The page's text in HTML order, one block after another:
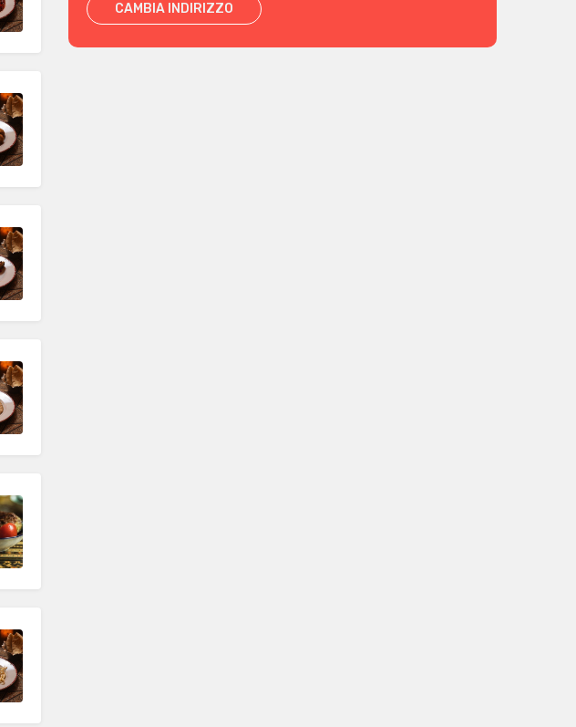
CAMBIA INDIRIZZO